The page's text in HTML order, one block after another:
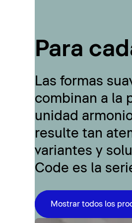
Para
Las formas
combinan a la
unidad
resulte tan
variantes y
Code es la
Mostrar todos los